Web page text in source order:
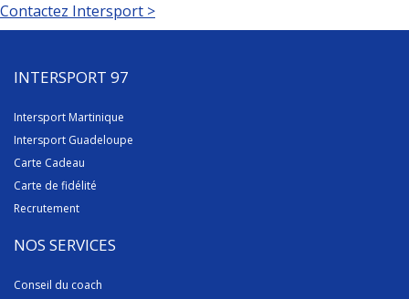
Contactez Intersport >
INTERSPORT 97
Intersport Martinique
Intersport Guadeloupe
Carte Cadeau
Carte de fidélité
Recrutement
NOS SERVICES
Conseil du coach